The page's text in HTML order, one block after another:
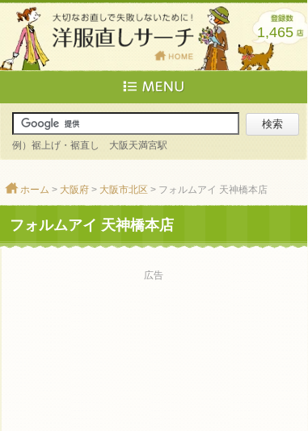
1,465
例）裾上げ・裾直し 大阪天満宮駅
ホーム > 大阪府 > 大阪市北区 > フォルムアイ 天神橋本店
フォルムアイ 天神橋本店